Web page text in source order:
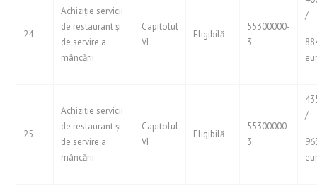
24
Achiziție servicii
de restaurant și
de servire a
mâncării
Capitolul
VI
Eligibilă
55300000-
3
/
25
Achiziție servicii
de restaurant și
de servire a
mâncării
Capitolul
VI
Eligibilă
55300000-
3
/